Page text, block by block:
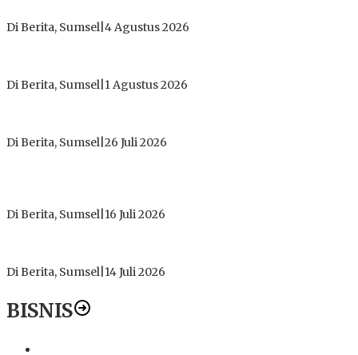
Di Berita, Sumsel 4 Agustus 2026
Di Berita, Sumsel 1 Agustus 2026
Di Berita, Sumsel 26 Juli 2026
Di Berita, Sumsel 16 Juli 2026
Di Berita, Sumsel 14 Juli 2026
BISNIS